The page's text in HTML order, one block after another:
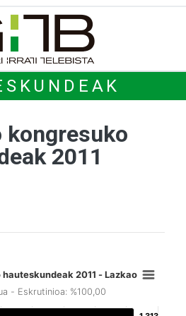
kongresuko
2011
2011 - Lazkao
- Eskrutinioa: %100,00